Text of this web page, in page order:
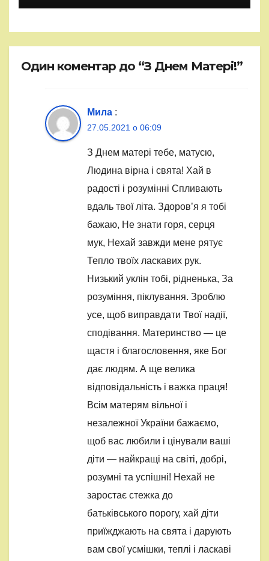
Один коментар до “З Днем Матері!”
Мила :
27.05.2021 о 06:09
З Днем матері тебе, матусю,
Людина вірна і свята! Хай в
радості і розумінні Спливають
вдаль твої літа. Здоров’я я тобі
бажаю, Не знати горя, серця
мук, Нехай завжди мене рятує
Тепло твоїх ласкавих рук.
Низький уклін тобі, рідненька, За
розуміння, піклування. Зроблю
усе, щоб виправдати Твої надії,
сподівання. Материнство — це
щастя і благословення, яке Бог
дає людям. А ще велика
відповідальність і важка праця!
Всім матерям вільної і
незалежної України бажаємо,
щоб вас любили і цінували ваші
діти — найкращі на світі, добрі,
розумні та успішні! Нехай не
заростає стежка до
батьківського порогу, хай діти
приїжджають на свята і дарують
вам свої усмішки, теплі і ласкаві